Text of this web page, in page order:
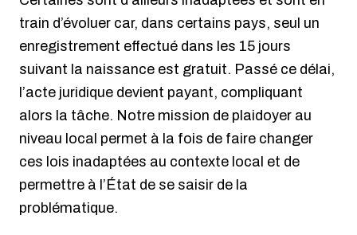
train d’évoluer car, dans certains pays, seul un
enregistrement effectué dans les 15 jours
suivant la naissance est gratuit. Passé ce délai,
l’acte juridique devient payant, compliquant
alors la tâche. Notre mission de plaidoyer au
niveau local permet à la fois de faire changer
ces lois inadaptées au contexte local et de
permettre à l’État de se saisir de la
problématique.